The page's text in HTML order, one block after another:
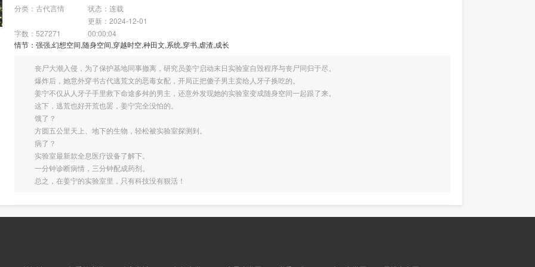
分类：古代言情 状态：连载
字数：527271
更新：2024-12-01
00:00:04
情节：强强,幻想空间,随身空间,穿越时空,种田文,系统,穿书,虐渣,成长
丧尸大潮入侵，为了保护基地同事撤离，研究员姜宁启动末日实验室自毁程序与丧尸同归于尽。
爆炸后，她意外穿书古代逃荒文的恶毒女配，开局正把傻子男主卖给人牙子换吃的。
姜宁不仅从人牙子手里救下命途多舛的男主，还意外发现她的实验室变成随身空间一起跟了来。
这下，逃荒也好开荒也罢，姜宁完全没怕的。
饿了？
方圆五公里天上、地下的生物，轻松被实验室探测到。
病了？
实验室最新款全息医疗设备了解下。
一分钟诊断病情，三分钟配成药剂。
总之，在姜宁的实验室里，只有科技没有狠活！